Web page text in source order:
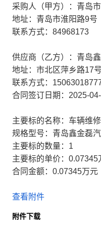
采购人（甲方）：青岛
地址：青岛市淮阳路9号
联系方式：84968173
供应商（乙方）：青岛
地址：市北区萍乡路17号
联系方式：
合同签订日期：2025-
主要标的名称：车辆维
规格型号：青岛鑫金磊
主要标的数量：1
主要标的单价：0.07345
合同金额：0.07345万元
查看附件
附件下载